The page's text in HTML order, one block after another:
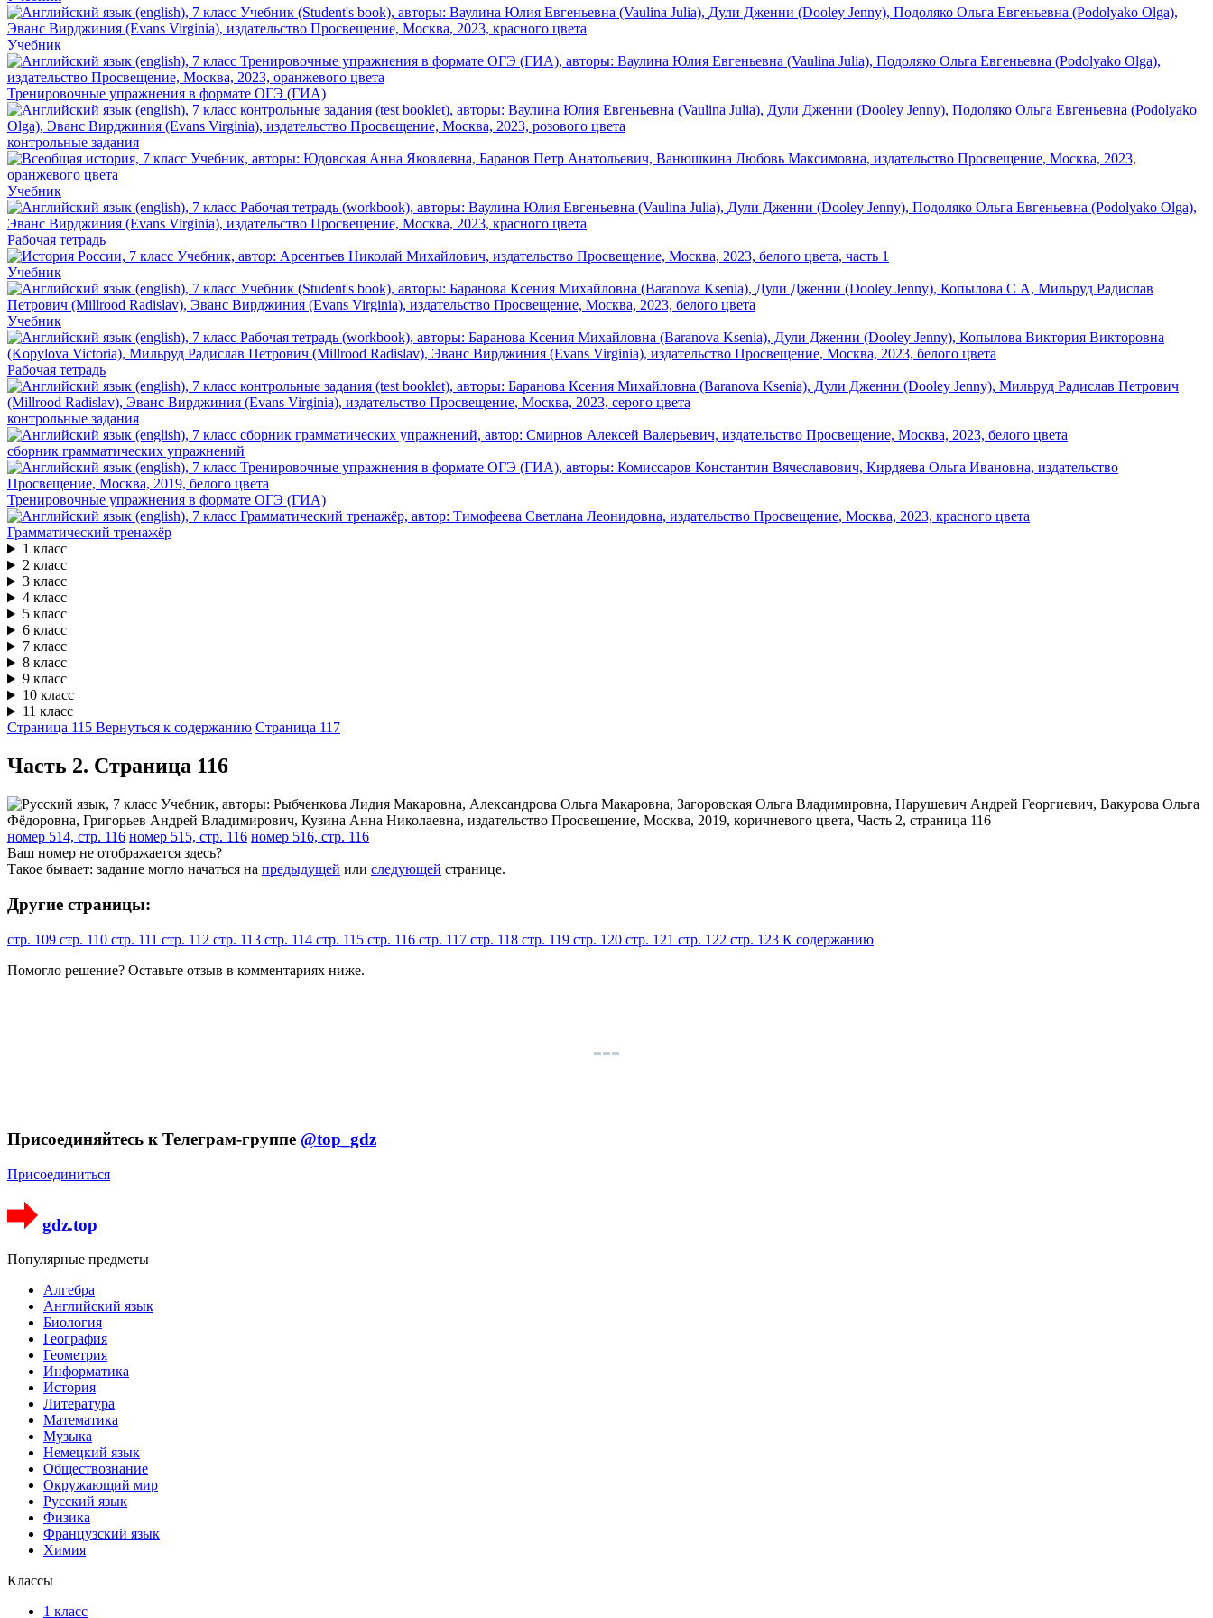
Учебник
Тренировочные упражнения в формате ОГЭ (ГИА)
контрольные задания
Учебник
Рабочая тетрадь
Учебник
Учебник
Рабочая тетрадь
контрольные задания
сборник грамматических упражнений
Тренировочные упражнения в формате ОГЭ (ГИА)
Грамматический тренажёр
1 класс
2 класс
3 класс
4 класс
5 класс
6 класс
7 класс
8 класс
9 класс
10 класс
11 класс
Страница 115 Вернуться к содержанию Страница 117
Часть 2. Cтраница 116
номер 514, стр. 116 номер 515, стр. 116 номер 516, стр. 116
Ваш номер не отображается здесь?
Такое бывает: задание могло начаться на предыдущей или следующей странице.
Другие страницы:
стр. 109 стр. 110 стр. 111 стр. 112 стр. 113 стр. 114 стр. 115 стр. 116 стр. 117 стр. 118 стр. 119 стр. 120 стр. 121 стр. 122 стр. 123 К содержанию
Помогло решение? Оставьте отзыв в комментариях ниже.
Присоединяйтесь к Телеграм-группе @top_gdz
Присоединиться
gdz.top
Популярные предметы
Алгебра
Английский язык
Биология
География
Геометрия
Информатика
История
Литература
Математика
Музыка
Немецкий язык
Обществознание
Окружающий мир
Русский язык
Физика
Французский язык
Химия
Классы
1 класс